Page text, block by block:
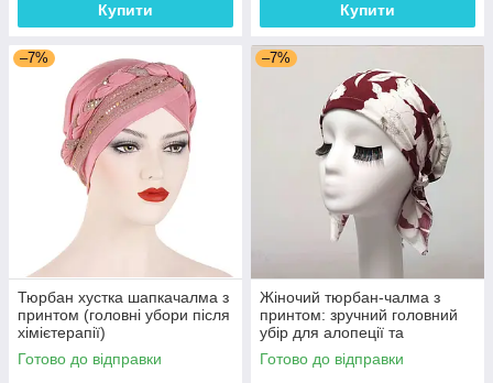
Купити Купити
–7%
Тюрбан хустка шапкачалма з
принтом (головні убори після
хімієтерапії)
Готово до відправки
–7%
Жіночий тюрбан-чалма з
принтом: зручний головний
убір для алопеції та
відновлення після
хімієтерапії
Готово до відправки